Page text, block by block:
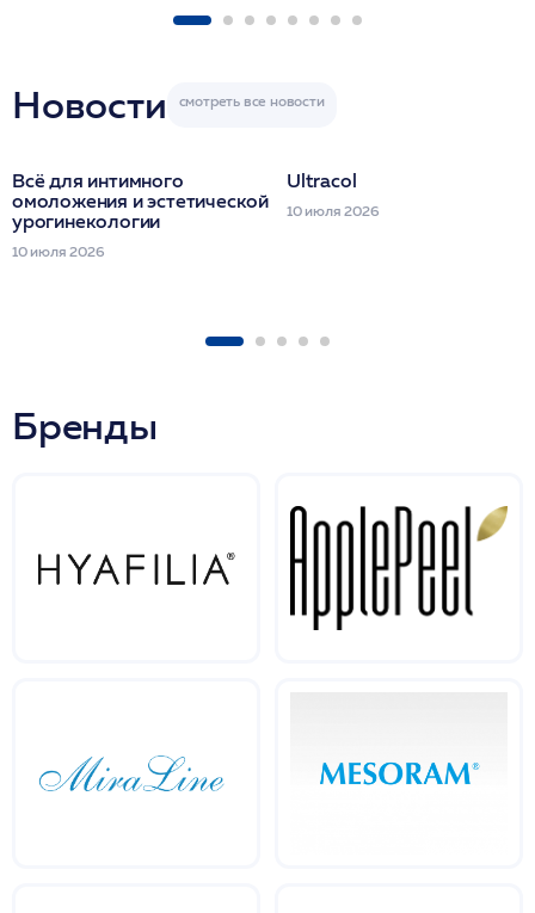
Новости
Всё для интимного
омоложения и эстетической
урогинекологии
10 июля 2026
Ultracol
10 июля 2026
Бренды